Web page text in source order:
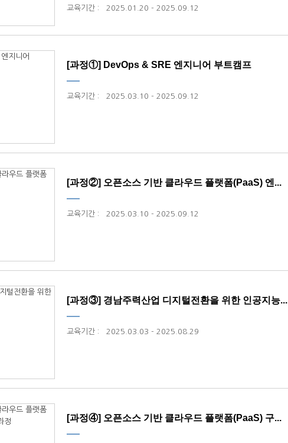
교육기간 : 2025.01.20 - 2025.09.12
[과정①] DevOps & SRE 엔지니어 부트캠프
교육기간 : 2025.03.10 - 2025.09.12
[과정②] 오픈소스 기반 클라우드 플랫폼(PaaS) 엔...
교육기간 : 2025.03.10 - 2025.09.12
[과정③] 경남주력산업 디지털전환을 위한 인공지능...
교육기간 : 2025.03.03 - 2025.08.29
[과정④] 오픈소스 기반 클라우드 플랫폼(PaaS) 구...